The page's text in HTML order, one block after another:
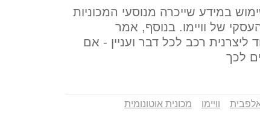
במידע שייכרה מנוסעי המכוניות
של וויימו. בנוסף, אמר
רכב לכל דבר ועניין - אם
לכך
וויימו
מכונית אוטונומית